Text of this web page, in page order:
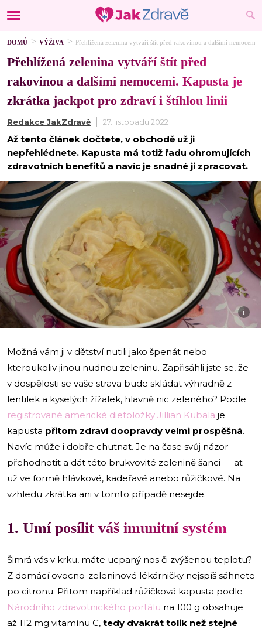
DOMŮ VÝŽIVA Přehlížená zelenina vytváří štít před rakovinou a dalšími
Přehlížená zelenina vytváří štít před
rakovinou a dalšími nemocemi. Kapusta je
zkrátka jackpot pro zdraví i štíhlou linii
Redakce JakZdravě 27. listopadu 2022
Až tento článek dočtete, v obchodě už ji
nepřehlédnete. Kapusta má totiž řadu ohromujících
zdravotních benefitů a navíc je snadné ji zpracovat.
i
Možná vám ji v dětství nutili jako špenát nebo
kteroukoliv jinou nudnou zeleninu. Zapřisáhli jste se, že
v dospělosti se vaše strava bude skládat výhradně z
lentilek a kyselých žížalek, hlavně nic zeleného? Podle
registrované americké dietoložky Jillian Kubala je
kapusta přitom zdraví doopravdy velmi prospěšná.
Navíc může i dobře chutnat. Je na čase svůj názor
přehodnotit a dát této brukvovité zelenině šanci — ať
už ve formě hlávkové, kadeřavé anebo růžičkové. Na
vzhledu zkrátka ani v tomto případě nesejde.
1. Umí posílit váš imunitní systém
Šimrá vás v krku, máte ucpaný nos či zvýšenou teplotu?
Z domácí ovocno-zeleninové lékárničky nejspíš sáhnete
po citronu. Přitom například růžičková kapusta podle
Národního zdravotnického portálu na 100 g obsahuje
až 112 mg vitamínu C, tedy dvakrát tolik než stejné